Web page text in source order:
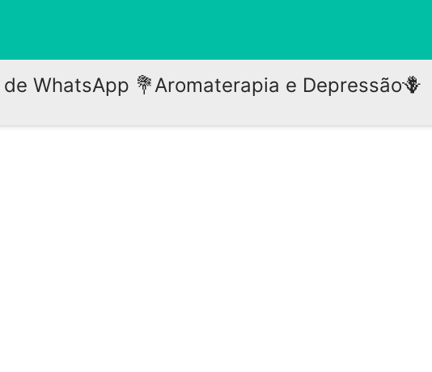
WhatsApp 💐Aromaterapia e Depressão🪻